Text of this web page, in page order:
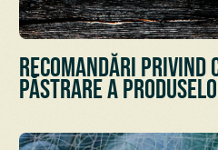
Recomandări
păstrare a